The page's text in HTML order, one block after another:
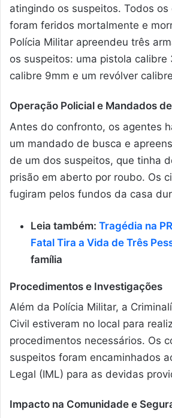
atingindo os suspeitos. Todos os
foram feridos mortalmente e
Polícia Militar apreendeu três
os suspeitos: uma pistola calibre
calibre 9mm e um revólver
Operação Policial e Mandados
Antes do confronto, os agentes
um mandado de busca e
de um dos suspeitos, que tinha
prisão em aberto por roubo. Os
fugiram pelos fundos da casa
Leia também: Tragédia na
Fatal Tira a Vida de Três
família
Procedimentos e Investigações
Além da Polícia Militar, a
Civil estiveram no local para
procedimentos necessários. Os
suspeitos foram encaminhados
Legal (IML) para as devidas
Impacto na Comunidade e